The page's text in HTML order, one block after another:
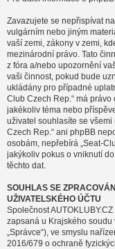
Zavazujete se nepřispívat
vulgárním nebo jiným
vaší zemi, zákony v zemi,
mezinárodní právo. Tato
z fóra a/nebo upozornění
vaši činnost, pokud bude
ukládány pro případné
Club Czech Rep.“ má
jakékoliv téma nebo
uživatel souhlasíte se
Czech Rep.“ ani phpBB
osobám, nepřebírá „Seat-
jakýkoliv pokus o vniknutí
těchto dat.
SOUHLAS SE
UŽIVATELSKÉHO ÚČTU
Společnost
zapsaná u Krajského
„Správce“), ve smyslu
2016/679 o ochraně